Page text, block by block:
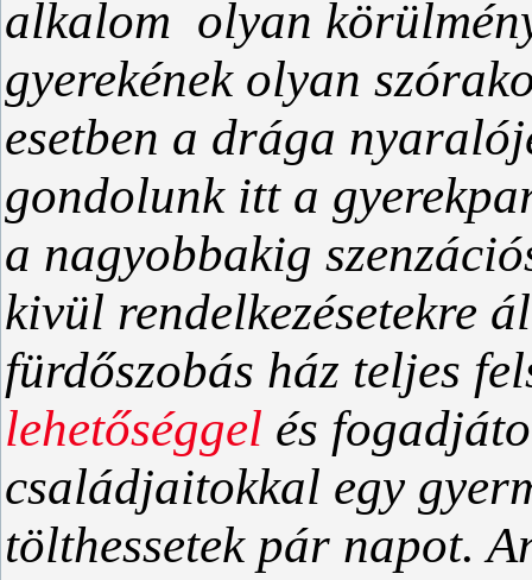
alkalom olyan
gyerekének olyan
esetben a drága
gondolunk itt a
a nagyobbakig
kivül rendelkezésetekre
fürdőszobás ház teljes
lehetőséggel és
családjaitokkal egy
tölthessetek pár napot.